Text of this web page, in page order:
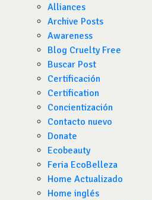
Alliances
Archive Posts
Awareness
Blog Cruelty Free
Buscar Post
Certificación
Certification
Concientización
Contacto nuevo
Donate
Ecobeauty
Feria EcoBelleza
Home Actualizado
Home inglés